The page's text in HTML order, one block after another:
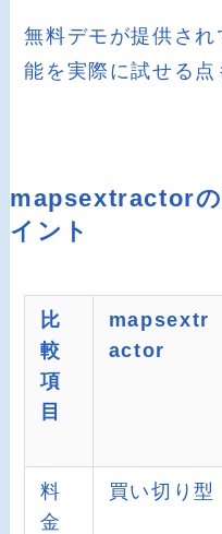
無料デモが提供さ
能を実際に試せる点
mapsextractorの
イント
比
較
項
目
mapsextr
actor
料
金
買い切り型